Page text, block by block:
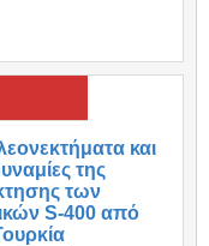
και
της
των
S-400 από